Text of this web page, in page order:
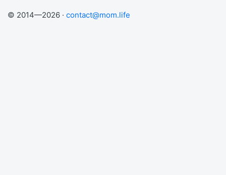
© 2014—2026 · contact@mom.life